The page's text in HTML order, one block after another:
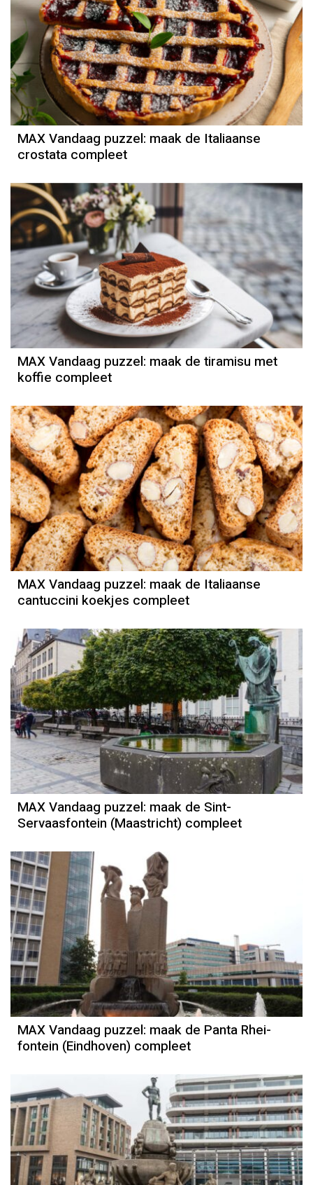
MAX Vandaag puzzel: maak de Italiaanse
crostata compleet
MAX Vandaag puzzel: maak de tiramisu met
koffie compleet
MAX Vandaag puzzel: maak de Italiaanse
cantuccini koekjes compleet
MAX Vandaag puzzel: maak de Sint-
Servaasfontein (Maastricht) compleet
MAX Vandaag puzzel: maak de Panta Rhei-
fontein (Eindhoven) compleet